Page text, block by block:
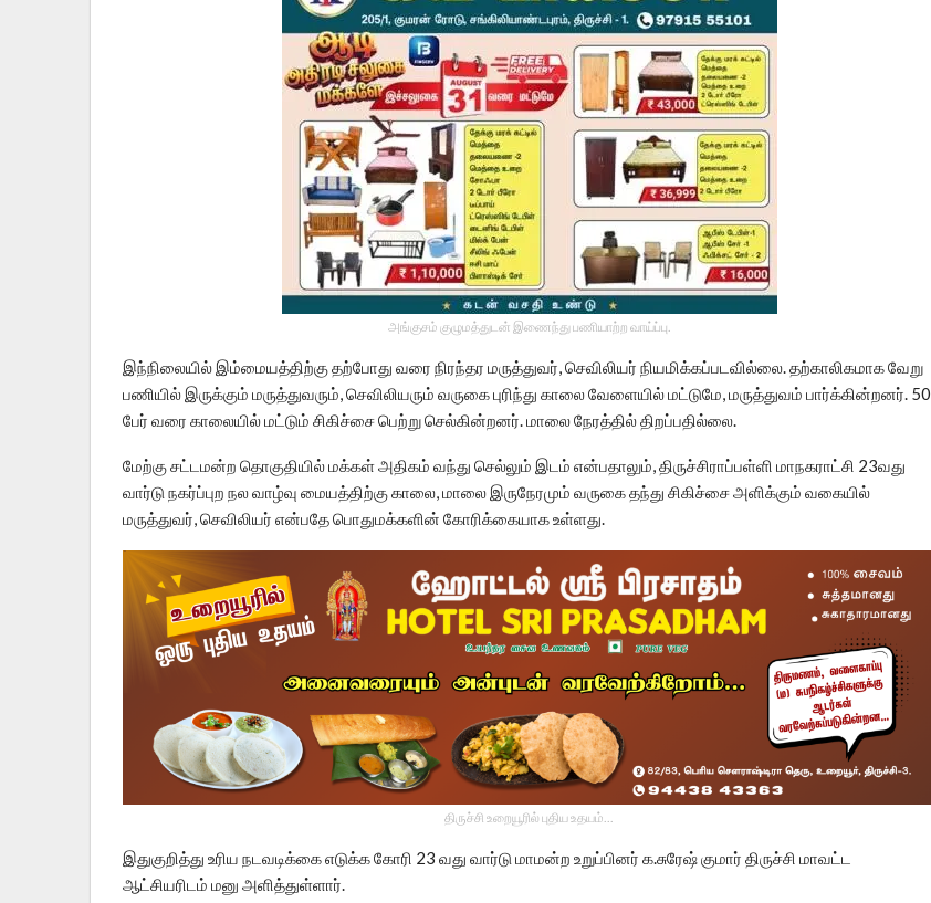
அங்குசம் குழுமத்துடன் இணைந்து பணியாற்ற வாய்ப்பு.
இந்நிலையில் இம்மையத்திற்கு தற்போது வரை நிரந்தர மருத்துவர், செவிலியர் நியமிக்கப்படவில்லை. தற்காலிகமாக வேறு
பணியில் இருக்கும் மருத்துவரும், செவிலியரும் வருகை புரிந்து காலை வேளையில் மட்டுமே, மருத்துவம் பார்க்கின்றனர். 50
பேர் வரை காலையில் மட்டும் சிகிச்சை பெற்று செல்கின்றனர். மாலை நேரத்தில் திறப்பதில்லை.
மேற்கு சட்டமன்ற தொகுதியில் மக்கள் அதிகம் வந்து செல்லும் இடம் என்பதாலும், திருச்சிராப்பள்ளி மாநகராட்சி 23வது
வார்டு நகர்ப்புற நல வாழ்வு மையத்திற்கு காலை, மாலை இருநேரமும் வருகை தந்து சிகிச்சை அளிக்கும் வகையில்
மருத்துவர், செவிலியர் என்பதே பொதுமக்களின் கோரிக்கையாக உள்ளது.
திருச்சி உறையூரில் புதிய உதயம்...
இதுகுறித்து உரிய நடவடிக்கை எடுக்க கோரி 23 வது வார்டு மாமன்ற உறுப்பினர் க.சுரேஷ் குமார் திருச்சி மாவட்ட
ஆட்சியரிடம் மனு அளித்துள்ளார்.